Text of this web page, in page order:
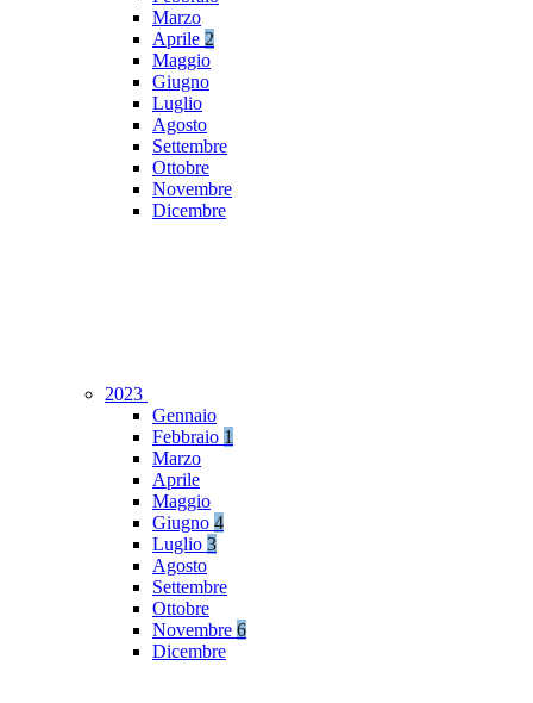
Marzo
Aprile 2
Maggio
Giugno
Luglio
Agosto
Settembre
Ottobre
Novembre
Dicembre
2023
Gennaio
Febbraio 1
Marzo
Aprile
Maggio
Giugno 4
Luglio 3
Agosto
Settembre
Ottobre
Novembre 6
Dicembre